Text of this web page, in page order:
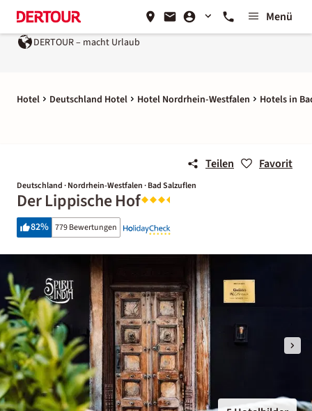
Menü
DERTOUR – macht Urlaub
Hotel Deutschland Hotel Hotel Nordrhein-Westfalen Hotels in
Teilen Favorit
Deutschland · Nordrhein-Westfalen · Bad Salzuflen
Der Lippische Hof
82% 779 Bewertungen